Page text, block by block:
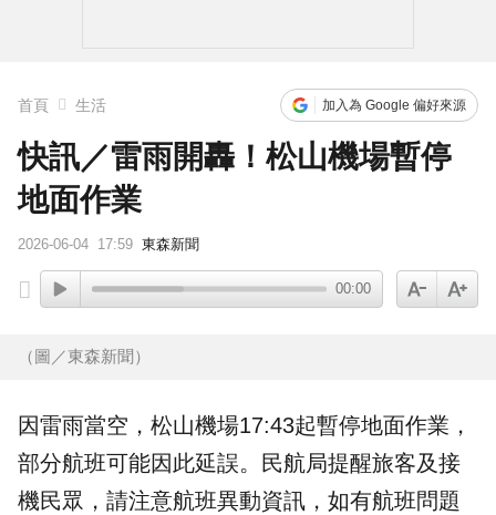
首頁 生活 加入為 Google 偏好來源
快訊／雷雨開轟！松山機場暫停
地面作業
2026-06-04 17:59 東森新聞
00:00
（圖／東森新聞）
因雷雨當空， 松山機場17:43起暫停地面作業，
部分航班可能因此延誤。民航局提醒旅客及接
機民眾，請注意航班異動資訊，如有航班問題